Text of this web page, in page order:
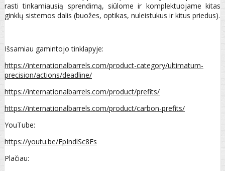
rasti tinkamiausią sprendimą, siūlome ir komplektuojame kitas
ginklų sistemos dalis (buožes, optikas, nuleistukus ir kitus priedus).
Išsamiau gamintojo tinklapyje:
https://internationalbarrels.com/product-category/ultimatum-
precision/actions/deadline/
https://internationalbarrels.com/product/prefits/
https://internationalbarrels.com/product/carbon-prefits/
YouTube:
https://youtu.be/EpIndlSc8Es
Plačiau: